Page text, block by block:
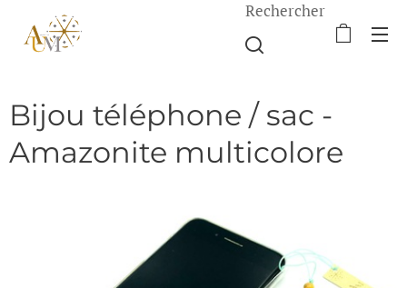
Rechercher
Bijou téléphone / sac -
Amazonite multicolore